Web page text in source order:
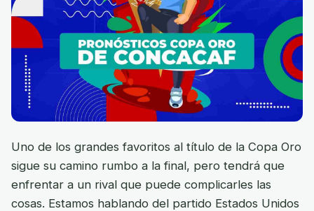
Uno de los grandes favoritos al título de la Copa Oro
sigue su camino rumbo a la final, pero tendrá que
enfrentar a un rival que puede complicarles las
cosas. Estamos hablando del partido Estados Unidos